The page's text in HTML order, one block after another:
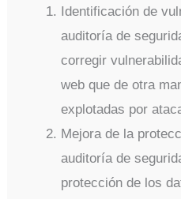
Identificación de
auditoría de
corregir
web que de otra
explotadas por
Mejora de la
auditoría de
protección de los